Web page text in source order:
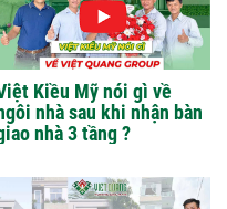
Kiều Mỹ nói gì về
nhà sau khi nhận bàn
nhà 3 tầng ?